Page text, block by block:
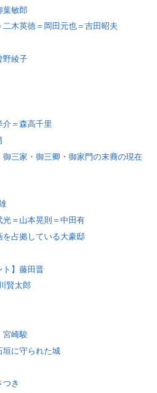
葉敏郎
二木英徳＝岡田元也＝吉田昭夫
野綾子
介＝森高千里
御三家・御三卿・御家門の末裔の現在
光＝山本晃則＝中田有
占拠している大豪邸
ト】藤田晋
賢太郎
宮崎駿
垣に守られた城
つき